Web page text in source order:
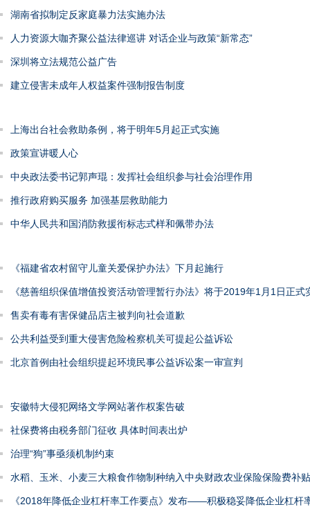
湖南省拟制定反家庭暴力法实施办法
人力资源大咖齐聚公益法律巡讲 对话企业与政策“新常态”
深圳将立法规范公益广告
建立侵害未成年人权益案件强制报告制度
上海出台社会救助条例，将于明年5月起正式实施
政策宣讲暖人心
中央政法委书记郭声琨：发挥社会组织参与社会治理作用
推行政府购买服务 加强基层救助能力
中华人民共和国消防救援衔标志式样和佩带办法
《福建省农村留守儿童关爱保护办法》下月起施行
《慈善组织保值增值投资活动管理暂行办法》将于2019年1月1日正式
售卖有毒有害保健品店主被判向社会道歉
公共利益受到重大侵害危险检察机关可提起公益诉讼
北京首例由社会组织提起环境民事公益诉讼案一审宣判
安徽特大侵犯网络文学网站著作权案告破
社保费将由税务部门征收 具体时间表出炉
治理“狗”事亟须机制约束
水稻、玉米、小麦三大粮食作物制种纳入中央财政农业保险保险费补
《2018年降低企业杠杆率工作要点》发布——积极稳妥降低企业杠杆